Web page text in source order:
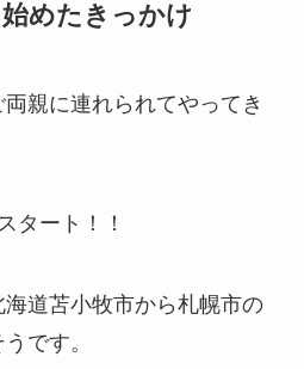
めたきっかけ
親に連れられてやってき
タート！！
道苫小牧市から札幌市の
です。